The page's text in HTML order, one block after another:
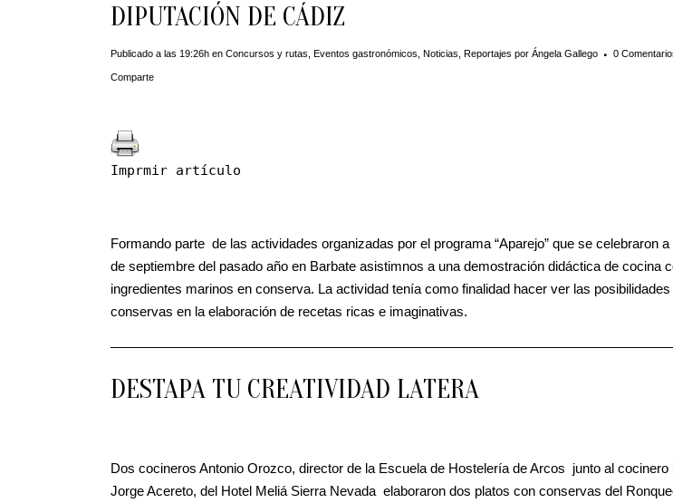
DIPUTACIÓN DE CÁDIZ
Publicado a las 19:26h en Concursos y rutas, Eventos gastronómicos, Noticias, Reportajes por Ángela Gallego 0
Comparte
Imprmir artículo
Formando parte de las actividades organizadas por el programa “Aparejo” que se celebraron
de septiembre del pasado año en Barbate asistimnos a una demostración didáctica de cocina
ingredientes marinos en conserva. La actividad tenía como finalidad hacer ver las posibilidades
conservas en la elaboración de recetas ricas e imaginativas.
DESTAPA TU CREATIVIDAD LATERA
Dos cocineros Antonio Orozco, director de la Escuela de Hostelería de Arcos junto al cocinero
Jorge Acereto, del Hotel Meliá Sierra Nevada elaboraron dos platos con conservas del